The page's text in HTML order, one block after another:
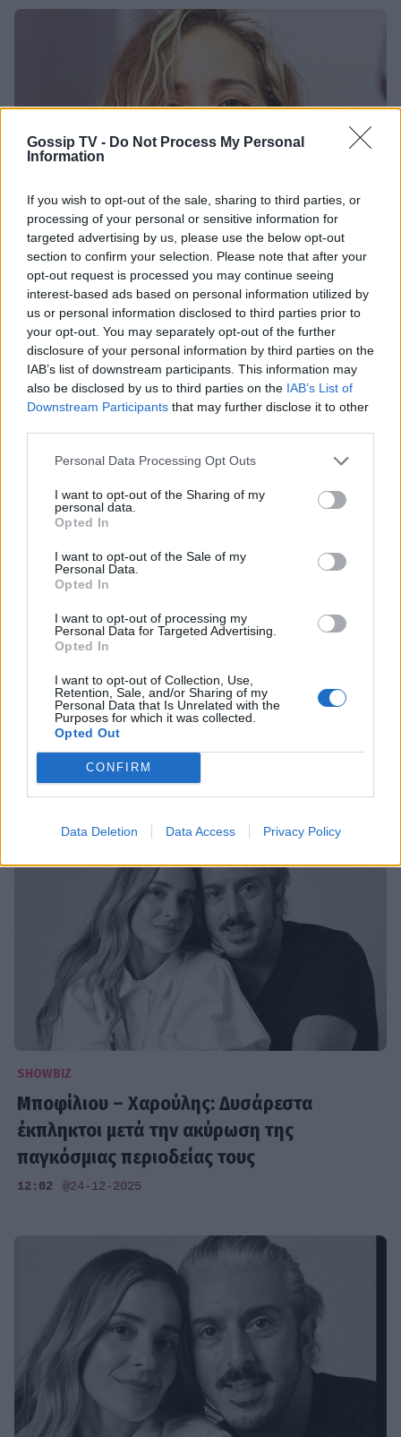
Gossip TV - Do Not Process My Personal
Information
If you wish to opt-out of the sale, sharing to third parties, or
processing of your personal or sensitive information for
targeted advertising by us, please use the below opt-out
section to confirm your selection. Please note that after your
opt-out request is processed you may continue seeing
interest-based ads based on personal information utilized by
us or personal information disclosed to third parties prior to
your opt-out. You may separately opt-out of the further
disclosure of your personal information by third parties on the
IAB’s list of downstream participants. This information may
also be disclosed by us to third parties on the IAB’s List of
Downstream Participants that may further disclose it to other
Personal Data Processing Opt Outs
I want to opt-out of the Sharing of my
personal data.
Opted In
I want to opt-out of the Sale of my
Personal Data.
Opted In
I want to opt-out of processing my
Personal Data for Targeted Advertising.
Opted In
I want to opt-out of Collection, Use,
Retention, Sale, and/or Sharing of my
Personal Data that Is Unrelated with the
Purposes for which it was collected.
Opted Out
CONFIRM
Data Deletion Data Access Privacy Policy
SHOWBIZ
Το είδαμε και αυτό! Η Νατάσα Μποφίλιου
τραγούδησε Πάνο Κιάμο και... Φωτιά με
φωτιά!
22:42 @30-03-2026
Μποφίλιου: «Νομίζω ότι όλα γίνονται για
κάποιο λόγο» - Οι δηλώσεις για την
ακύρωση της περιοδείας
SHOWBIZ
Μποφίλιου – Χαρούλης: Δυσάρεστα
έκπληκτοι μετά την ακύρωση της
παγκόσμιας περιοδείας τους
12:02 @24-12-2025